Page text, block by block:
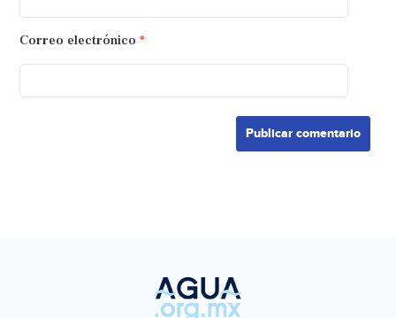
Correo electrónico *